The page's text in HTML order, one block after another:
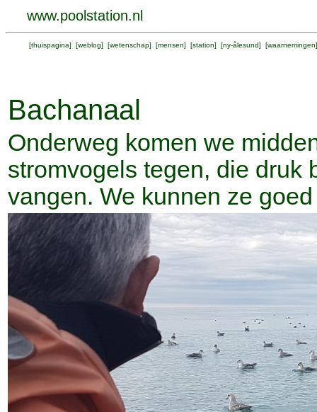
www.poolstation.nl
[thuispagina] [weblog] [wetenschap] [mensen] [station] [ny-ålesund] [waarnemingen
Bachanaal
Onderweg komen we
stromvogels tegen, die druk
vangen. We kunnen ze